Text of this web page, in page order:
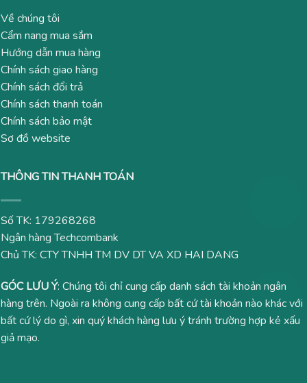
Về chúng tôi
Cẩm nang mua sắm
Hướng dẫn mua hàng
Chính sách giao hàng
Chính sách đổi trả
Chính sách thanh toán
Chính sách bảo mật
Sơ đồ website
THÔNG TIN THANH TOÁN
Số TK: 179268268
Ngân hàng Techcombank
Chủ TK: CTY TNHH TM DV DT VA XD HAI DANG
GÓC LƯU Ý: Chúng tôi chỉ cung cấp danh sách tài khoản ngân
hàng trên. Ngoài ra không cung cấp bất cứ tài khoản nào khác với
bất cứ lý do gì, xin quý khách hàng lưu ý tránh trường hợp kẻ xấu
giả mạo.